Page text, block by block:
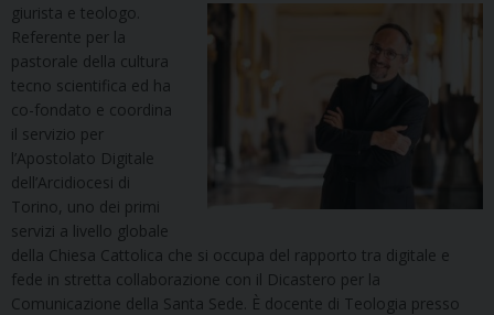
giurista e teologo.
Referente per la
pastorale della cultura
tecno scientifica ed ha
co-fondato e coordina
il servizio per
l’Apostolato Digitale
dell’Arcidiocesi di
Torino, uno dei primi
servizi a livello globale
della Chiesa Cattolica che si occupa del rapporto tra digitale e
fede in stretta collaborazione con il Dicastero per la
Comunicazione della Santa Sede. È docente di Teologia presso